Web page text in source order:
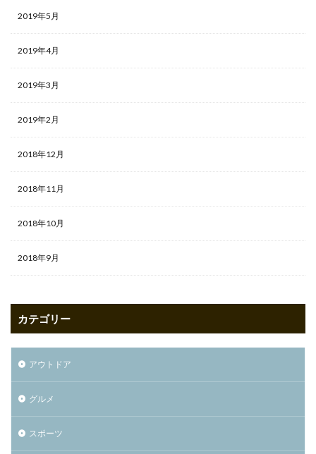
2019年5月
2019年4月
2019年3月
2019年2月
2018年12月
2018年11月
2018年10月
2018年9月
カテゴリー
アウトドア
グルメ
スポーツ